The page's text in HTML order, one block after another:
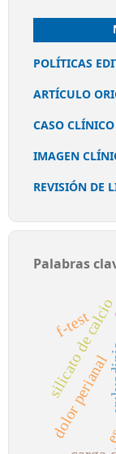
POLÍTICAS
ARTÍCULO
CASO CLÍNICO
IMAGEN
REVISIÓN DE
Palabras
dolor perianal
silicato de calcio
f-test